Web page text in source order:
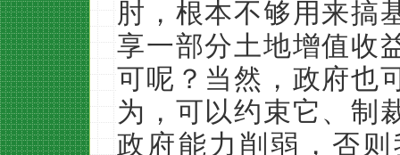
肘，根本不够用来搞
享一部分土地增值收
可呢？当然，政府也
为，可以约束它、制
政府能力削弱，否